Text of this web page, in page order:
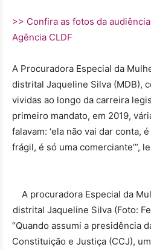
>> Confira as fotos da
Agência CLDF
A Procuradora Especial da
distrital Jaqueline Silva (MDB),
vividas ao longo da carreira
primeiro mandato, em 2019,
falavam: ‘ela não vai dar conta,
frágil, é só uma comerciante’”,
A procuradora Especial da
distrital Jaqueline Silva (Foto:
“Quando assumi a presidência
Constituição e Justiça (CCJ),